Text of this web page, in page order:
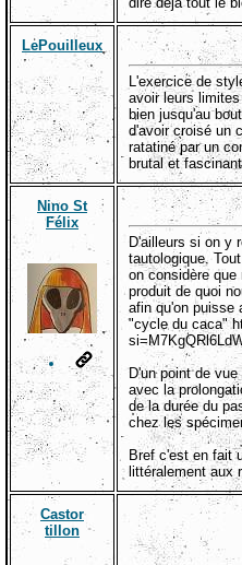
LePouilleux
L'exercice de
avoir leurs
bien jusqu'au
d'avoir croisé un
ratatiné par un
brutal et
Nino St
Félix
D'ailleurs si on y
tautologique.
on considère
produit de quoi
afin qu'on puisse
"cycle du caca"
D'un point de
avec la
de la durée du
chez les
Bref c'est en fait
littéralement aux
Castor
tillon